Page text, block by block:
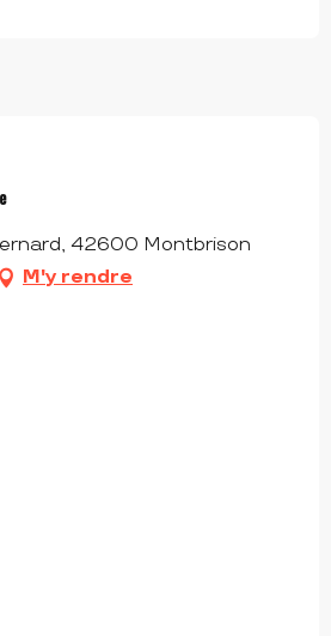
42600 Montbrison
M'y rendre